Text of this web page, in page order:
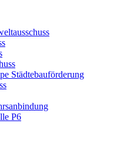
Städtebauförderung
P6